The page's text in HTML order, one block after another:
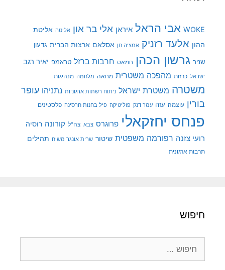
WOKE אבי הראל איראן אלי בר און אליטה אליטת
ההון אלעד רזניק אמציה חן אסלאם ארצות הברית גדעון
שניר גרשון הכהן חמאס חרבות ברזל טראמפ יאיר רגב
ישראל כרזות מהפכה משטרית מחאה מלחמה מנהיגות
משטרה משטרת ישראל ניתוח רשתות ארגוניות נתניהו עופר
בורין עוצמה עזה עמר דנק פוליטיקה פיל בחנות חרסינה פלסטינים
פנחס יחזקאלי פרוגרס צבא צה"ל קורונה רוסיה
רועי צזנה רפורמה משפטית שיטור שרית אונגר משיח תהילים
תרבות ארגונית
חיפוש